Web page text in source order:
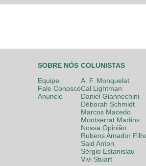
SOBRE NÓS
Equipe
Fale Conosco
Anuncie
COLUNISTAS
A. F. Monquelat
Cal Lightman
Daniel Giannechini
Déborah Schmidt
Marcos Macedo
Montserrat Martins
Nossa Opinião
Rubens Amador
Said Anton
Sérgio Estanislau
Vivi Stuart